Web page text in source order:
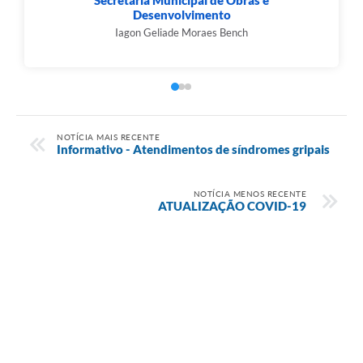
Desenvolvimento
Iagon Geliade Moraes Bench
NOTÍCIA MAIS RECENTE
Informativo - Atendimentos de síndromes gripais
NOTÍCIA MENOS RECENTE
ATUALIZAÇÃO COVID-19